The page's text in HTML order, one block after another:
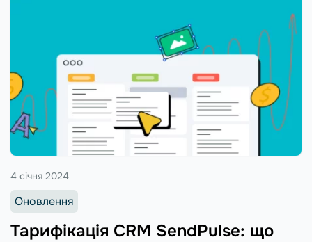
Тарифікація CRM SendPulse: що
4 січня 2024
Оновлення